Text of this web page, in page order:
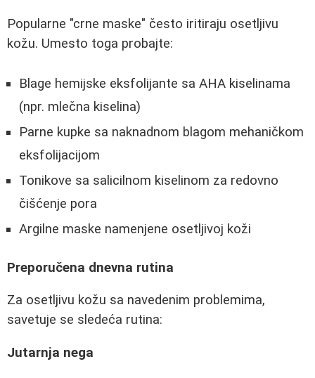
Popularne "crne maske" često iritiraju osetljivu
kožu. Umesto toga probajte:
Blage hemijske eksfolijante sa AHA kiselinama
(npr. mlečna kiselina)
Parne kupke sa naknadnom blagom mehaničkom
eksfolijacijom
Tonikove sa salicilnom kiselinom za redovno
čišćenje pora
Argilne maske namenjene osetljivoj koži
Preporučena dnevna rutina
Za osetljivu kožu sa navedenim problemima,
savetuje se sledeća rutina:
Jutarnja nega